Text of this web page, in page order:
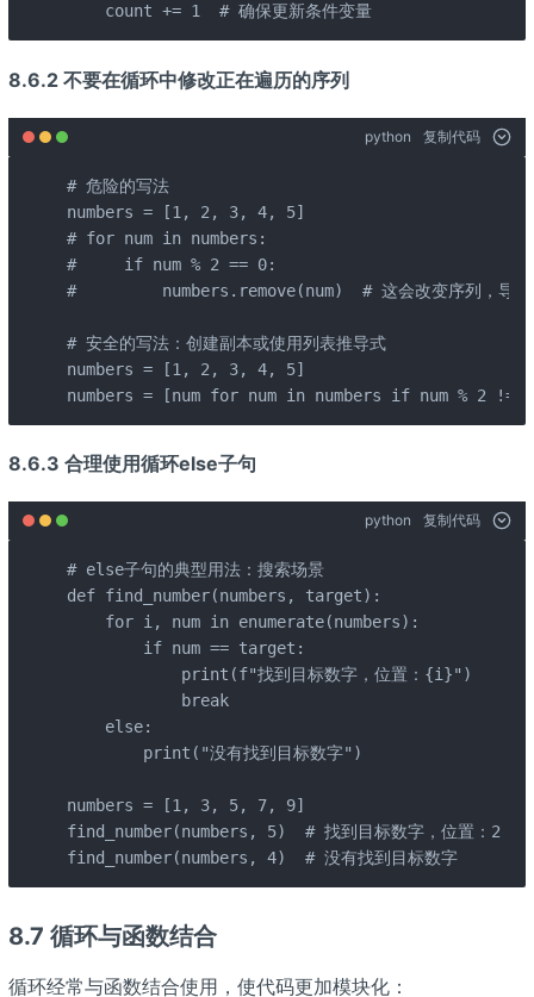
    count += 1  # 确保更新条件变量
8.6.2 不要在循环中修改正在遍历的序列
python 复制代码
# 危险的写法
numbers = [1, 2, 3, 4, 5]
# for num in numbers:
#     if num % 2 == 0:
#         numbers.remove(num)  # 这会改变序列，导致
# 安全的写法：创建副本或使用列表推导式
numbers = [1, 2, 3, 4, 5]
numbers = [num for num in numbers if num % 2 !=
8.6.3 合理使用循环else子句
python 复制代码
# else子句的典型用法：搜索场景
def find_number(numbers, target):
    for i, num in enumerate(numbers):
        if num == target:
            print(f"找到目标数字，位置：{i}")
            break
    else:
        print("没有找到目标数字")
numbers = [1, 3, 5, 7, 9]
find_number(numbers, 5)  # 找到目标数字，位置：2
find_number(numbers, 4)  # 没有找到目标数字
8.7 循环与函数结合
循环经常与函数结合使用，使代码更加模块化：